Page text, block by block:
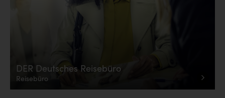
DER Deutsches Reisebüro
Reisebüro